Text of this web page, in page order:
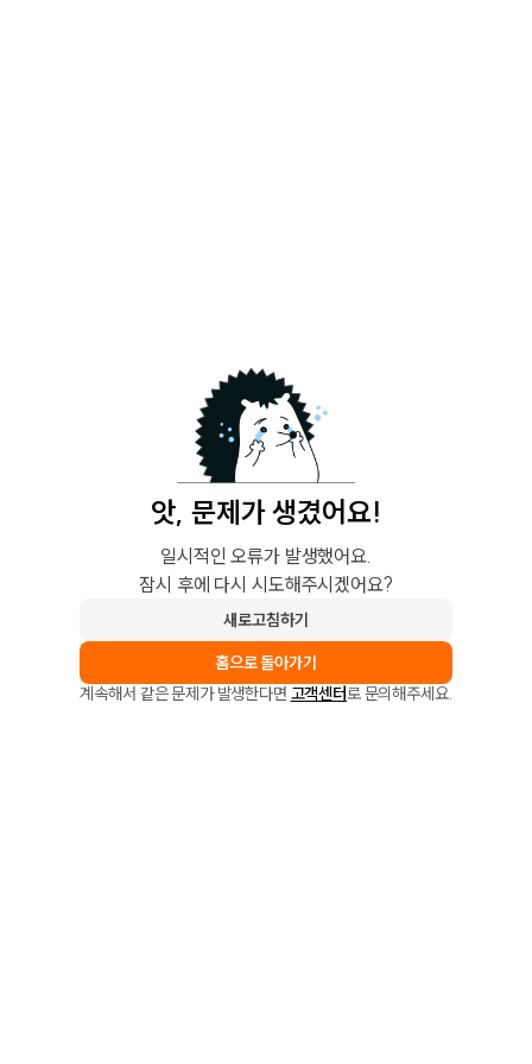
앗, 문제가 생겼어요!
일시적인 오류가 발생했어요.
잠시 후에 다시 시도해주시겠어요?
새로고침하기
홈으로 돌아가기
계속해서 같은 문제가 발생한다면 고객센터로 문의해주세요.